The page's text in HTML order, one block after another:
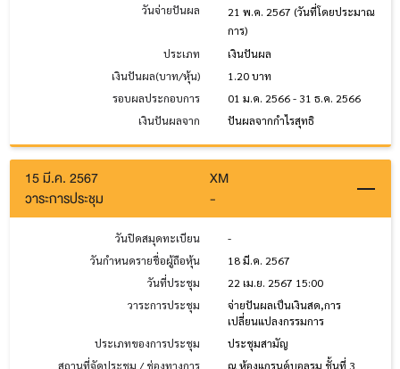
วันจ่ายปันผล
21 พ.ค. 2567 (วันที่โดยประมาณ
การ)
ประเภท
เงินปันผล
เงินปันผล(บาท/หุ้น)
1.20 บาท
รอบผลประกอบการ
01 ม.ค. 2566 - 31 ธ.ค. 2566
เงินปันผลจาก
ปันผลจากกำไรสุทธิ
15 มี.ค. 2567
XM
วาระการประชุม
-
วันปิดสมุดทะเบียน
-
วันกำหนดรายชื่อผู้ถือหุ้น
18 มี.ค. 2567
วันที่ประชุม
22 เม.ย. 2567 15:00
วาระการประชุม
จ่ายปันผลเป็นเงินสด,การ
เปลี่ยนแปลงกรรมการ
ประเภทของการประชุม
ประชุมสามัญ
สถานที่จัดประชุม / ช่องทางการ
ณ ห้องแกรนด์บอลรูม ชั้นที่ 3